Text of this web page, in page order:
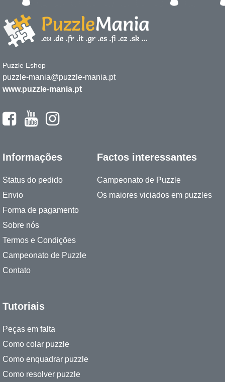
Puzzle Eshop
puzzle-mania@puzzle-mania.pt
www.puzzle-mania.pt
Informações
Status do pedido
Envio
Forma de pagamento
Sobre nós
Termos e Condições
Campeonato de Puzzle
Contato
Factos interessantes
Campeonato de Puzzle
Os maiores viciados em puzzles
Tutoriais
Peças em falta
Como colar puzzle
Como enquadrar puzzle
Como resolver puzzle